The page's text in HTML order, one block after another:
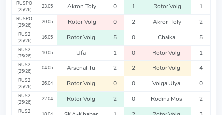
RUSPO
(25/26)
23.05 Akron Toly 0 1 Rotor Volg 1
RUSPO
(25/26)
20.05 Rotor Volg 0 2 Akron Toly 2
RUS2
(25/26)
16.05 Rotor Volg 5 0 Chaika 5
RUS2
(25/26)
10.05 Ufa 1 0 Rotor Volg 1
RUS2
(25/26)
04.05 Arsenal Tu 2 2 Rotor Volg 4
RUS2
(25/26)
26.04 Rotor Volg 0 0 Volga Ulya 0
RUS2
(25/26)
22.04 Rotor Volg 2 0 Rodina Mos 2
RUS2